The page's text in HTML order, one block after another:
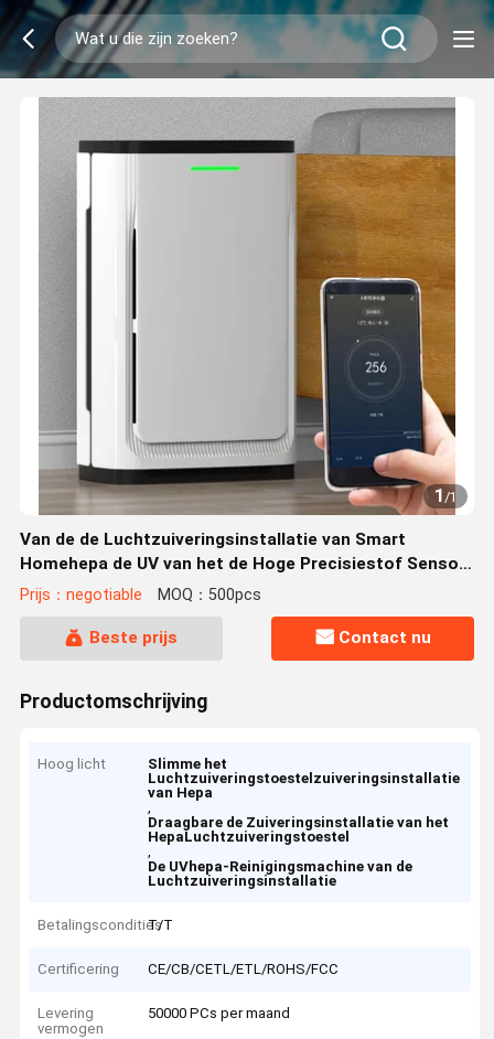
1/1
Van de de Luchtzuiveringsinstallatie van Smart
Homehepa de UV van het de Hoge Precisiestof Sensor
Y24b
Prijs：negotiable MOQ：500pcs
Beste prijs Contact nu
Productomschrijving
Hoog licht
Slimme het
Luchtzuiveringstoestelzuiveringsinstallatie
van Hepa
,
Draagbare de Zuiveringsinstallatie van het
HepaLuchtzuiveringstoestel
,
De UVhepa-Reinigingsmachine van de
Luchtzuiveringsinstallatie
Betalingscondities
T/T
Certificering CE/CB/CETL/ETL/ROHS/FCC
Levering
vermogen
50000 PCs per maand